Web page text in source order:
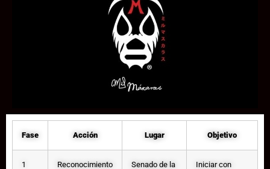
Fase Acción Lugar Objetivo
1
Reconocimiento
Senado de la
Iniciar con